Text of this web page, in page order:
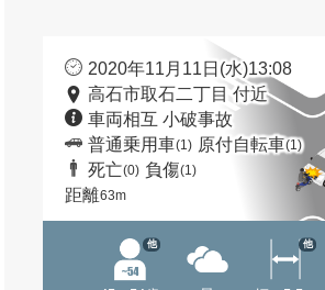
2020年11月11日(水)13:08
高石市取石二丁目 付近
車両相互 小破事故
普通乗用車(1) 原付自転車(1)
死亡(0) 負傷(1)
距離63m
他 他